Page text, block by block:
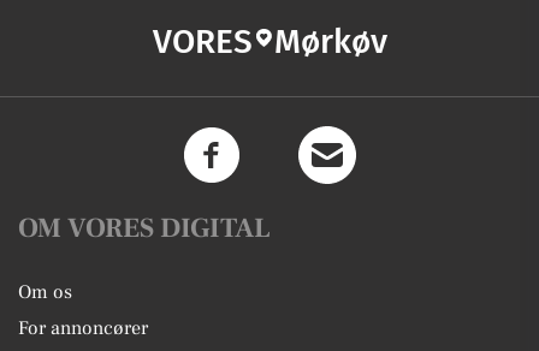
VORES Mørkøv
OM VORES DIGITAL
Om os
For annoncører